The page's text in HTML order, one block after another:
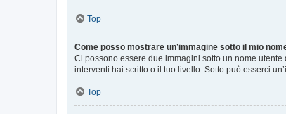
Top
Come posso mostrare un’immagine sotto il mio
Ci possono essere due immagini sotto un nome
interventi hai scritto o il tuo livello. Sotto può esserci
Top